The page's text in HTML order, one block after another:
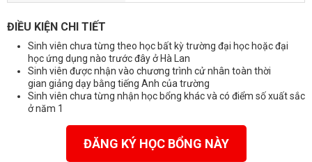
ĐIỀU KIỆN CHI TIẾT
Sinh viên chưa từng theo học bất kỳ trường đại học hoặc đại
học ứng dụng nào trước đây ở Hà Lan
Sinh viên được nhận vào chương trình cử nhân toàn thời
gian giảng dạy bằng tiếng Anh của trường
Sinh viên chưa từng nhận học bổng khác và có điểm số xuất sắc
ở năm 1
ĐĂNG KÝ HỌC BỔNG NÀY